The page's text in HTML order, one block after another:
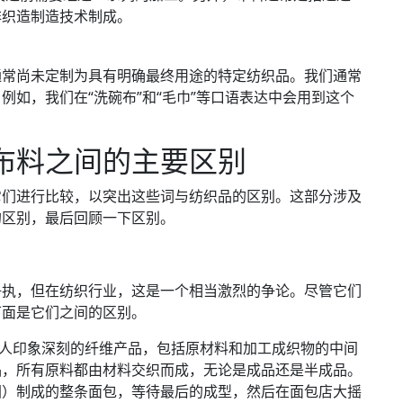
造制造技术制成。
尚未定制为具有明确最终用途的特定纺织品。我们通常
如，我们在“洗碗布”和“毛巾”等口语表达中会用到这个
料之间的主要区别
进行比较，以突出这些词与纺织品的区别。这部分涉及
别，最后回顾一下区别。
，但在纺织行业，这是一个相当激烈的争论。尽管它们
是它们之间的区别。
印象深刻的纤维产品，包括原材料和加工成织物的中间
所有原料都由材料交织而成，无论是成品还是半成品。
制成的整条面包，等待最后的成型，然后在面包店大摇